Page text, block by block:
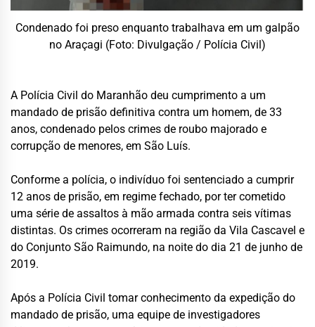
Condenado foi preso enquanto trabalhava em um galpão
no Araçagi (Foto: Divulgação / Polícia Civil)
A Polícia Civil do Maranhão deu cumprimento a um
mandado de prisão definitiva contra um homem, de 33
anos, condenado pelos crimes de roubo majorado e
corrupção de menores, em São Luís.
Conforme a polícia, o indivíduo foi sentenciado a cumprir
12 anos de prisão, em regime fechado, por ter cometido
uma série de assaltos à mão armada contra seis vítimas
distintas. Os crimes ocorreram na região da Vila Cascavel e
do Conjunto São Raimundo, na noite do dia 21 de junho de
2019.
Após a Polícia Civil tomar conhecimento da expedição do
mandado de prisão, uma equipe de investigadores